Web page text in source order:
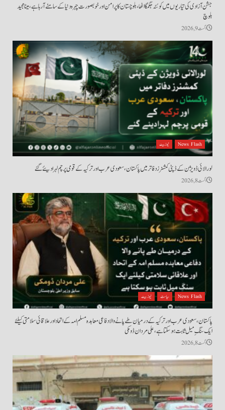
جشن آزادی کی تیاریوں میں کوئٹہ جگمگا اٹھا، بلوچستان کا پرامن اور خوبصورت چہرہ دنیا کے سامنے آ رہا ہے، مینا مجید
بلوچ
اگست 9, 2026
News Flash نیوز بیٹ
لورالائی ڈویژن کے ڈپٹی کمشنرز دفاتر میں پاکستان، سعودی عرب اور ترکیہ کے قومی پرچم لہرا دیئے گئے
اگست 8, 2026
News Flash سیاست نیوز بیٹ
پاکستان، سعودی عرب اور ترکیہ کے درمیان طے پانے والا دفاعی معاہدہ مسلم امہ کے اتحاد اور علاقائی سلامتی کیلئے
ایک سنگِ میل ثابت ہو سکتا ہے، علی مردان ڈومکی
اگست 8, 2026